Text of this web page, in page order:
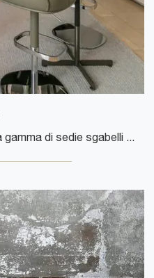
Clicca per scoprire una ricca gamma di sedie sgabelli per stanze moderne: il modello Archibald Sgabello di Poltrona Frau ti aspetta!